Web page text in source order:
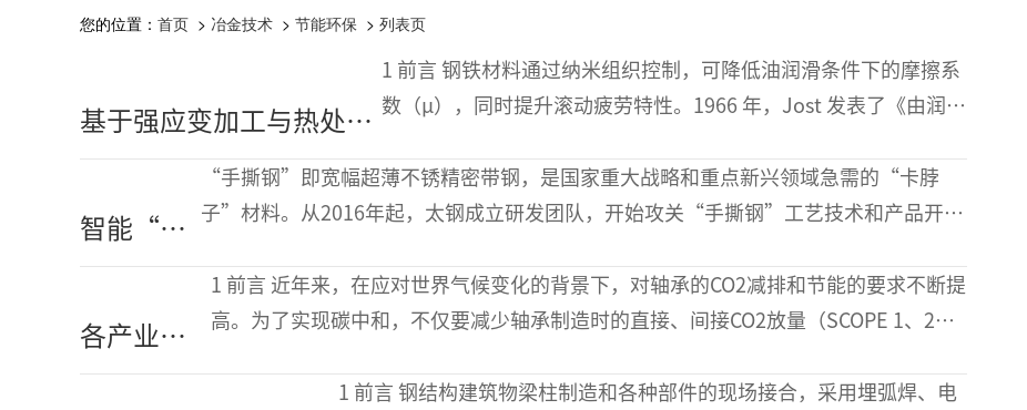
您的位置： 首页 > 冶金技术 > 节能环保 > 列表页
基于强应变加工与热处理
的钢铁材料表层纳米组织
调控及滚动疲劳性能优化
1 前言 钢铁材料通过纳米组织控制，可降低油润滑条件下的摩擦系
数（μ），同时提升滚动疲劳特性。1966 年，Jost 发表了《由润滑
智能“手
撕钢”研
“手撕钢”即宽幅超薄不锈精密带钢，是国家重大战略和重点新兴领域急需的“卡脖
子”材料。从2016年起，太钢成立研发团队，开始攻关“手撕钢”工艺技术和产品开
各产业用
轴承的技
1 前言 近年来，在应对世界气候变化的背景下，对轴承的CO2减排和节能的要求不断提
高。为了实现碳中和，不仅要减少轴承制造时的直接、间接CO2放量（SCOPE 1、2）
1 前言 钢结构建筑物梁柱制造和各种部件的现场接合，采用埋弧焊、电